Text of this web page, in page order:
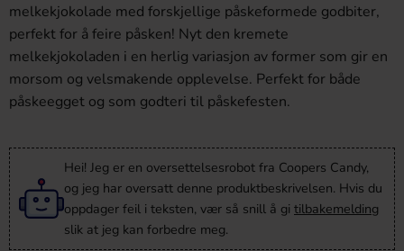
melkekjokolade med forskjellige påskeformede godbiter,
perfekt for å feire påsken! Nyt den kremete
melkekjokoladen i en herlig variasjon av former som gir en
morsom og velsmakende opplevelse. Perfekt for både
påskeegget og som godteri til påskefesten.
Hei! Jeg er en oversettelsesrobot fra Coopers Candy,
og jeg har oversatt denne produktbeskrivelsen. Hvis du
oppdager feil i teksten, vær så snill å gi tilbakemelding
slik at jeg kan forbedre meg.